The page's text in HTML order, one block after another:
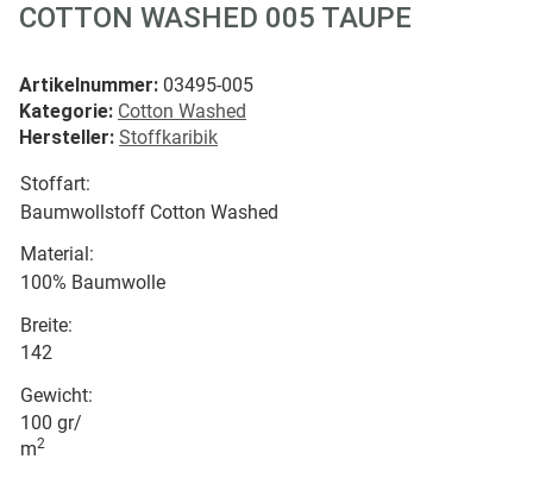
COTTON WASHED 005 TAUPE
Artikelnummer: 03495-005
Kategorie: Cotton Washed
Hersteller: Stoffkaribik
Stoffart:
Baumwollstoff Cotton Washed
Material:
100% Baumwolle
Breite:
142
Gewicht:
100 gr/
m2